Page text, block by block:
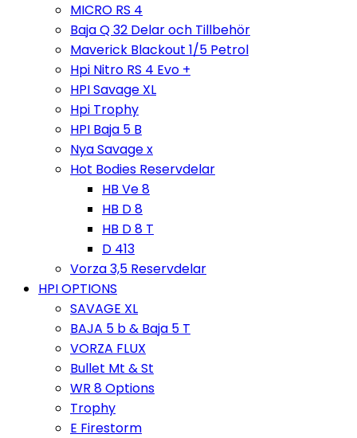
MICRO RS 4
Baja Q 32 Delar och Tillbehör
Maverick Blackout 1/5 Petrol
Hpi Nitro RS 4 Evo +
HPI Savage XL
Hpi Trophy
HPI Baja 5 B
Nya Savage x
Hot Bodies Reservdelar
HB Ve 8
HB D 8
HB D 8 T
D 413
Vorza 3,5 Reservdelar
HPI OPTIONS
SAVAGE XL
BAJA 5 b & Baja 5 T
VORZA FLUX
Bullet Mt & St
WR 8 Options
Trophy
E Firestorm